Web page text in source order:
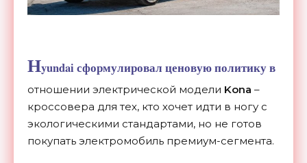
Hyundai сформулировал ценовую политику в
отношении электрической модели Kona –
кроссовера для тех, кто хочет идти в ногу с
экологическими стандартами, но не готов
покупать электромобиль премиум-сегмента.